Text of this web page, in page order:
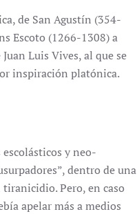
de San Agustín (354-
Escoto (1266-1308) a
Luis Vives, al que se
inspiración platónica.
y neo-
dentro de una
Pero, en caso
apelar más a medios